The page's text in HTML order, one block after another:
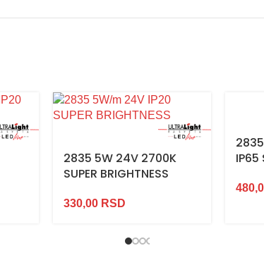
2835 5W 24V 2700K
SUPER BRIGHTNESS
330,00 RSD
IP65